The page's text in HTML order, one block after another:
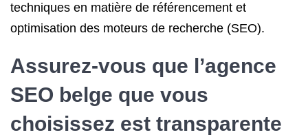
techniques en matière de référencement et
optimisation des moteurs de recherche (SEO).
Assurez-vous que l’agence
SEO belge que vous
choisissez est transparente